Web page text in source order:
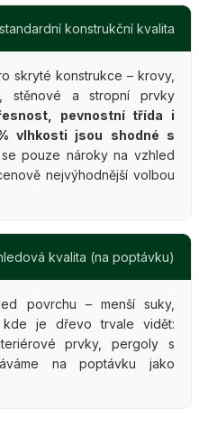
standardní konstrukční kvalita
skryté konstrukce – krovy,
stěnové a stropní prvky
pevnostní třída i
vlhkosti jsou shodné s
pouze nároky na vzhled
nejvýhodnější volbou
kvalita (na poptávku)
povrchu – menší suky,
kde je dřevo trvale vidět:
prvky, pergoly s
na poptávku jako